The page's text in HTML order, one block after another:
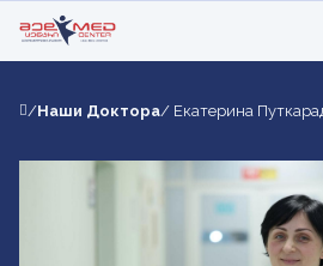
/Наши Доктора/ Екатерина